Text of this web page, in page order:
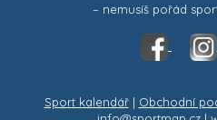
– nemusíš pořád
Sport kalendář| Obchodní